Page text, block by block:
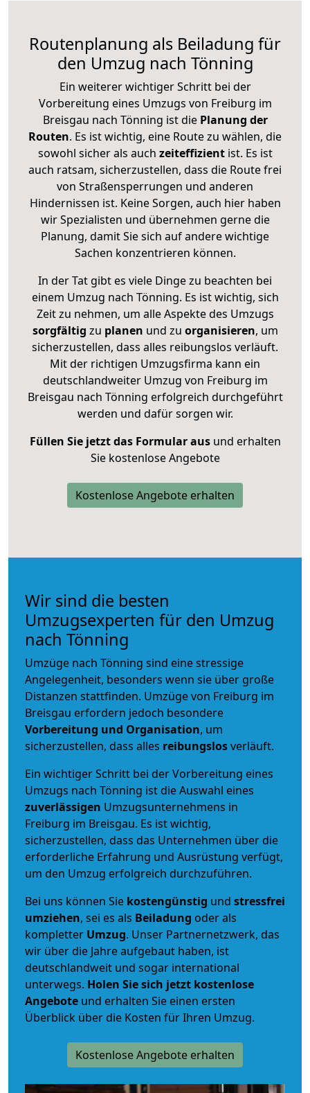
Routenplanung als Beiladung für
den Umzug nach Tönning
Ein weiterer wichtiger Schritt bei der
Vorbereitung eines Umzugs von Freiburg im
Breisgau nach Tönning ist diePlanung der
Routen. Es ist wichtig, eine Route zu wählen, die
sowohl sicher als auch zeiteffizientist. Es ist
auch ratsam, sicherzustellen, dass die Route frei
von Straßensperrungen und anderen
Hindernissen ist. Keine Sorgen, auch hier haben
wir Spezialisten und übernehmen gerne die
Planung, damit Sie sich auf andere wichtige
Sachen konzentrieren können.
In der Tat gibt es viele Dinge zu beachten bei
einem Umzug nach Tönning. Es ist wichtig, sich
Zeit zu nehmen, um alle Aspekte des Umzugs
sorgfältig zu planen und zu organisieren, um
sicherzustellen, dass alles reibungslos verläuft.
Mit der richtigen Umzugsfirma kann ein
deutschlandweiter Umzug von Freiburg im
Breisgau nach Tönning erfolgreich durchgeführt
werden und dafür sorgen wir.
Füllen Sie jetzt das Formular ausund erhalten
Sie kostenlose Angebote
Kostenlose Angebote erhalten
Wir sind die besten
Umzugsexperten für den Umzug
nach Tönning
Umzüge nach Tönning sind eine stressige
Angelegenheit, besonders wenn sie über große
Distanzen stattfinden. Umzüge von Freiburg im
Breisgau erfordern jedoch besondere
Vorbereitung und Organisation, um
sicherzustellen, dass alles reibungslosverläuft.
Ein wichtiger Schritt bei der Vorbereitung eines
Umzugs nach Tönning ist die Auswahl eines
zuverlässigen Umzugsunternehmens in
Freiburg im Breisgau. Es ist wichtig,
sicherzustellen, dass das Unternehmen über die
erforderliche Erfahrung und Ausrüstung verfügt,
um den Umzug erfolgreich durchzuführen.
Bei uns können Sie kostengünstig und stressfrei
umziehen, sei es als Beiladung oder als
kompletter Umzug. Unser Partnernetzwerk, das
wir über die Jahre aufgebaut haben, ist
deutschlandweit und sogar international
unterwegs. Holen Sie sich jetzt kostenlose
Angebote und erhalten Sie einen ersten
Überblick über die Kosten für Ihren Umzug.
Kostenlose Angebote erhalten